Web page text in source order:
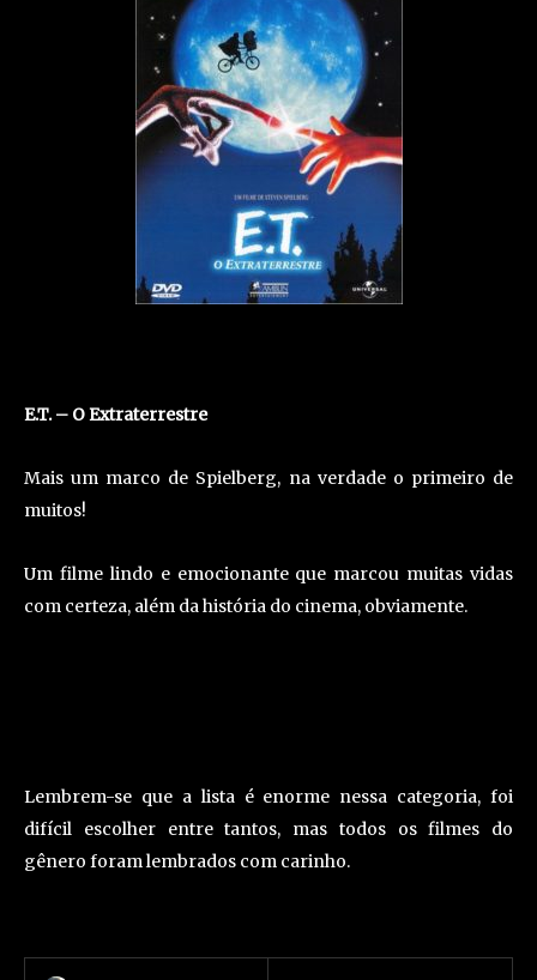
E.T. – O Extraterrestre
Mais um marco de Spielberg, na verdade o primeiro de
muitos!
Um filme lindo e emocionante que marcou muitas vidas
com certeza, além da história do cinema, obviamente.
Lembrem-se que a lista é enorme nessa categoria, foi
difícil escolher entre tantos, mas todos os filmes do
gênero foram lembrados com carinho.